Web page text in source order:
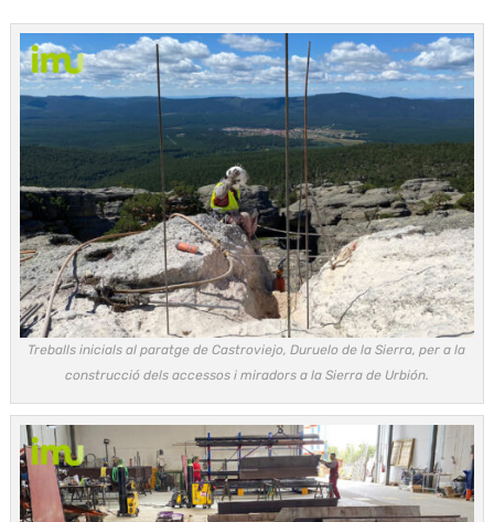
Treballs inicials al paratge de Castroviejo, Duruelo de la Sierra, per a la
construcció dels accessos i miradors a la Sierra de Urbión.